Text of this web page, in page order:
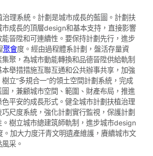
治理系統。計劃是城市成長的藍圖。計劃扶
成長的頂層design和基本支持，直接影響
晉陞和可連續性。要保持計劃先行，進步
聚會度。經由過程體系計劃，盤活存量資
聚，為城市動能轉換和品德晉陞供給軌制
舉措措施互聯互通和公共辦事共享，加強
立“多規合一”的領土空間計劃系統，完成
，兼顧城市空間、範圍、財產布局，推進
平安的成長形式。健全城市計劃扶植治理
尺度系統，強化計劃實行監視，保護計劃
。樹立城市總建筑師軌制，進步城市design
加大力度汗青文明遺產維護，賡續城市文
采。